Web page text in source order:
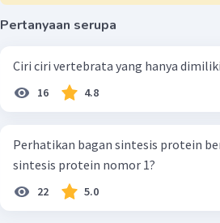
Pertanyaan serupa
Ciri ciri vertebrata yang hanya
16 4.8
Perhatikan bagan sintesis protein berikut! a. Sebutkan nama dan
sintesis protein nomor 1?
22 5.0